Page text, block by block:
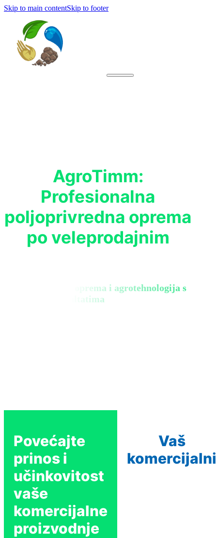
Skip to main contentSkip to footer
AgroTimm:
Profesionalna
poljoprivredna oprema
po veleprodajnim
Biološka zaštita, oprema i agrotehnologija s
konkretnim rezultatima
Povećajte
prinos i
učinkovitost
vaše
komercijalne
proizvodnje
Vaš
komercijalni